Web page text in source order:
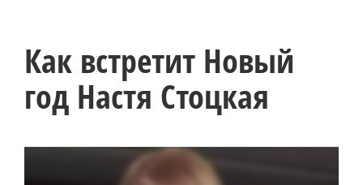
Как встретит Новый
год Настя Стоцкая